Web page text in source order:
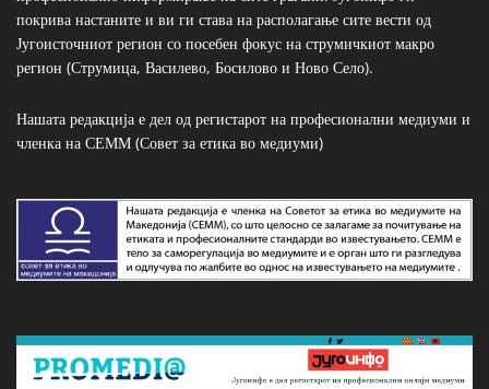
покрива настаните и ви ги става на располагање сите вести од
Југоисточниот регион со посебен фокус на струмичкиот макро
регион (Струмица, Василево, Босилово и Ново Село).
Нашата редакција е дел од регистарот на професионални медиуми и
членка на СЕММ (Совет за етика во медиуми)